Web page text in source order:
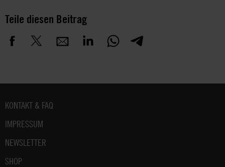
Teile diesen Beitrag
Fußbereich
KONTAKT & FAQ
IMPRESSUM
NEWSLETTER
SHOP